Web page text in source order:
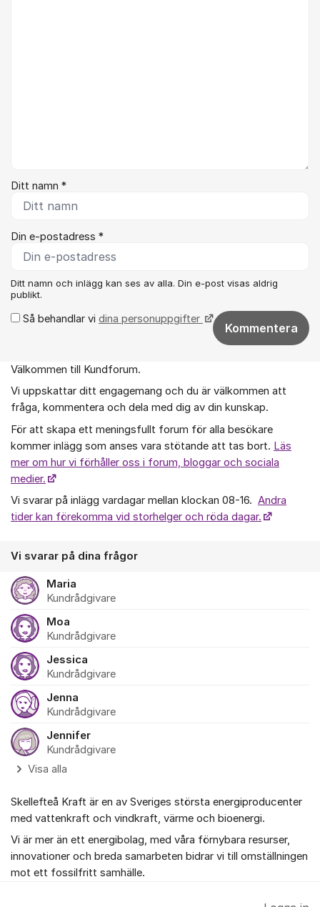
Ditt namn *
Din e-postadress *
Ditt namn och inlägg kan ses av alla. Din e-post visas aldrig
publikt.
Så behandlar vi dina personuppgifter
Kommentera
Om forumet
Välkommen till Kundforum.
Vi uppskattar ditt engagemang och du är välkommen att
fråga, kommentera och dela med dig av din kunskap.
För att skapa ett meningsfullt forum för alla besökare
kommer inlägg som anses vara stötande att tas bort. Läs
mer om hur vi förhåller oss i forum, bloggar och sociala
medier.
Vi svarar på inlägg vardagar mellan klockan 08-16. Andra
tider kan förekomma vid storhelger och röda dagar.
Vi svarar på dina frågor
Maria
Kundrådgivare
Moa
Kundrådgivare
Jessica
Kundrådgivare
Jenna
Kundrådgivare
Jennifer
Kundrådgivare
Visa alla
Skellefteå Kraft är en av Sveriges största energiproducenter
med vattenkraft och vindkraft, värme och bioenergi.
Vi är mer än ett energibolag, med våra förnybara resurser,
innovationer och breda samarbeten bidrar vi till omställningen
mot ett fossilfritt samhälle.